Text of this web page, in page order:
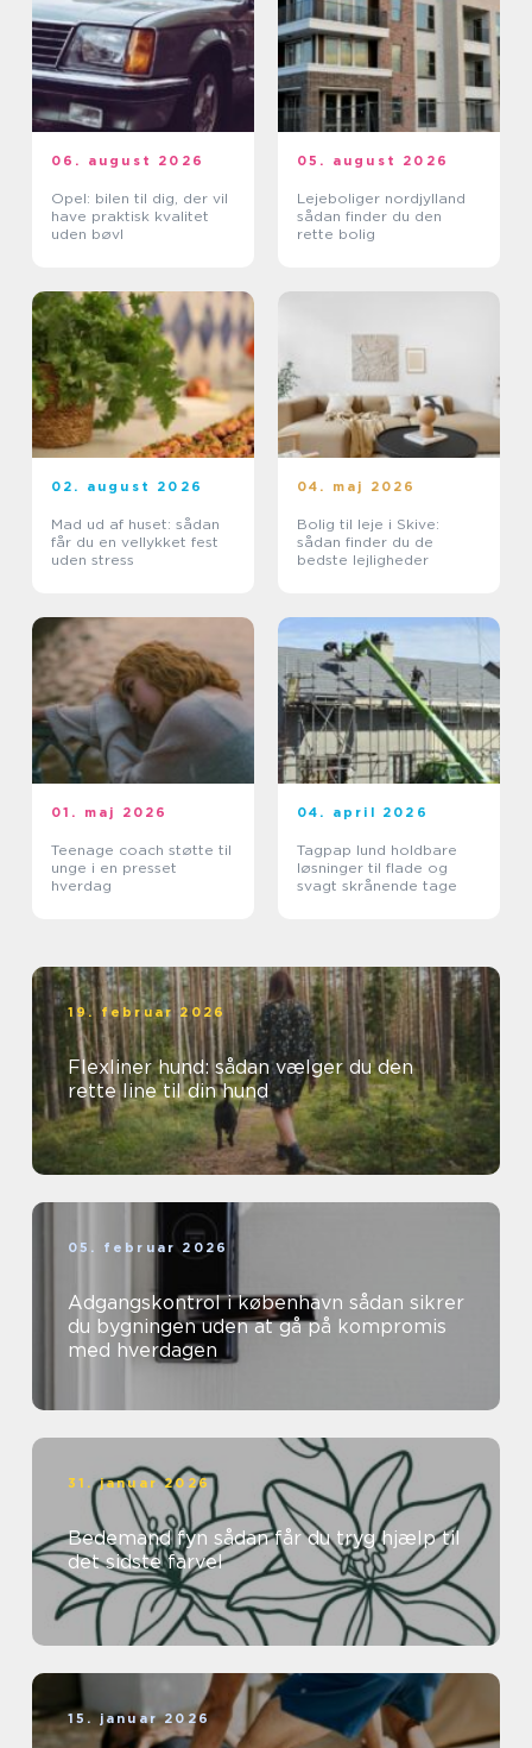
06. august 2026
Opel: bilen til dig, der vil
have praktisk kvalitet
uden bøvl
05. august 2026
Lejeboliger nordjylland
sådan finder du den
rette bolig
02. august 2026
Mad ud af huset: sådan
får du en vellykket fest
uden stress
04. maj 2026
Bolig til leje i Skive:
sådan finder du de
bedste lejligheder
01. maj 2026
Teenage coach støtte til
unge i en presset
hverdag
04. april 2026
Tagpap lund holdbare
løsninger til flade og
svagt skrånende tage
19. februar 2026
Flexliner hund: sådan vælger du den
rette line til din hund
05. februar 2026
Adgangskontrol i københavn sådan sikrer
du bygningen uden at gå på kompromis
med hverdagen
31. januar 2026
Bedemand fyn sådan får du tryg hjælp til
det sidste farvel
15. januar 2026